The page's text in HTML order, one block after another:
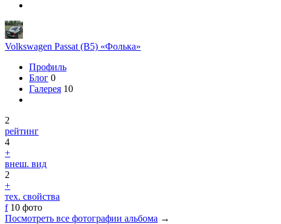
Volkswagen Passat (B5) «Фолька»
Профиль
Блог 0
Галерея 10
2
рейтинг
4
+
внеш. вид
2
+
тех. свойства
f 10 фото
Посмотреть все фотографии альбома →